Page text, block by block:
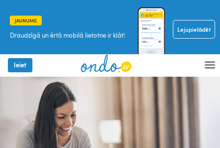
JAUNUMS
Draudzīgā un ērtā mobilā lietotne ir klāt!
Lejupielādēt
Ieiet